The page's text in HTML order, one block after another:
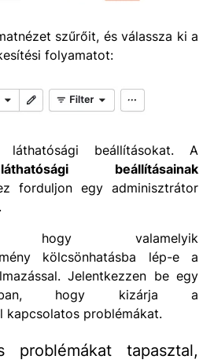
szűrőit, és válassza ki a
folyamatot:
láthatósági beállításokat. A
láthatósági beállításainak
forduljon egy adminisztrátor
hogy valamelyik
kölcsönhatásba lép-e a
Jelentkezzen be egy
hogy kizárja a
kapcsolatos problémákat.
tapasztal,